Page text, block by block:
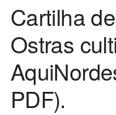
Cartilha
Ostras
PDF).